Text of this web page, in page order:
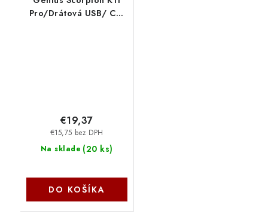
Pro/Drátová USB/ CZ-
Na sklade (20 ks)
€15,75 bez DPH
€19,37
DO KOŠÍKA